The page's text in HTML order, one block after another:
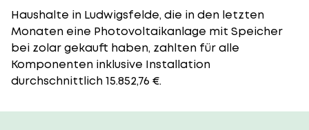
Haushalte in Ludwigsfelde, die in den letzten
Monaten eine Photovoltaikanlage mit Speicher
bei zolar gekauft haben, zahlten für alle
Komponenten inklusive Installation
durchschnittlich 15.852,76 €.